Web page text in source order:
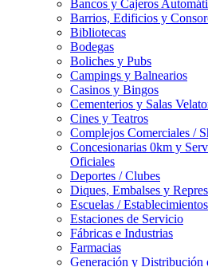
Bancos y Cajeros
Barrios, Edificios y
Bibliotecas
Bodegas
Boliches y Pubs
Campings y Balnearios
Casinos y Bingos
Cementerios y Salas
Cines y Teatros
Complejos Comerciales /
Concesionarias 0km y
Oficiales
Deportes / Clubes
Diques, Embalses y
Escuelas /
Estaciones de Servicio
Fábricas e Industrias
Farmacias
Generación y Distribución